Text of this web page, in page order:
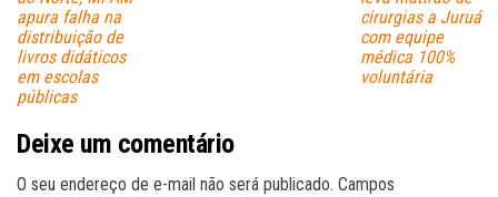
apura falha na
distribuição de
livros didáticos
em escolas
públicas
cirurgias a Juruá
com equipe
médica 100%
voluntária
Deixe um comentário
O seu endereço de e-mail não será publicado. Campos